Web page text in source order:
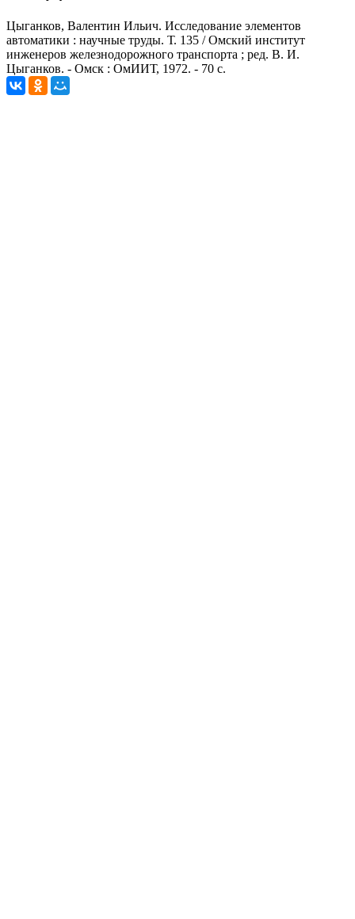
Цыганков, Валентин Ильич. Исследование элементов
автоматики : научные труды. Т. 135 / Омский институт
инженеров железнодорожного транспорта ; ред. В. И.
Цыганков. - Омск : ОмИИТ, 1972. - 70 с.